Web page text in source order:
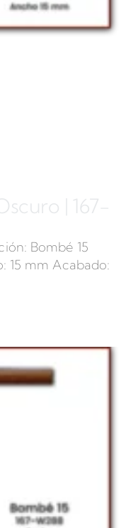
| 167-
Bombé 15
15 mm Acabado: